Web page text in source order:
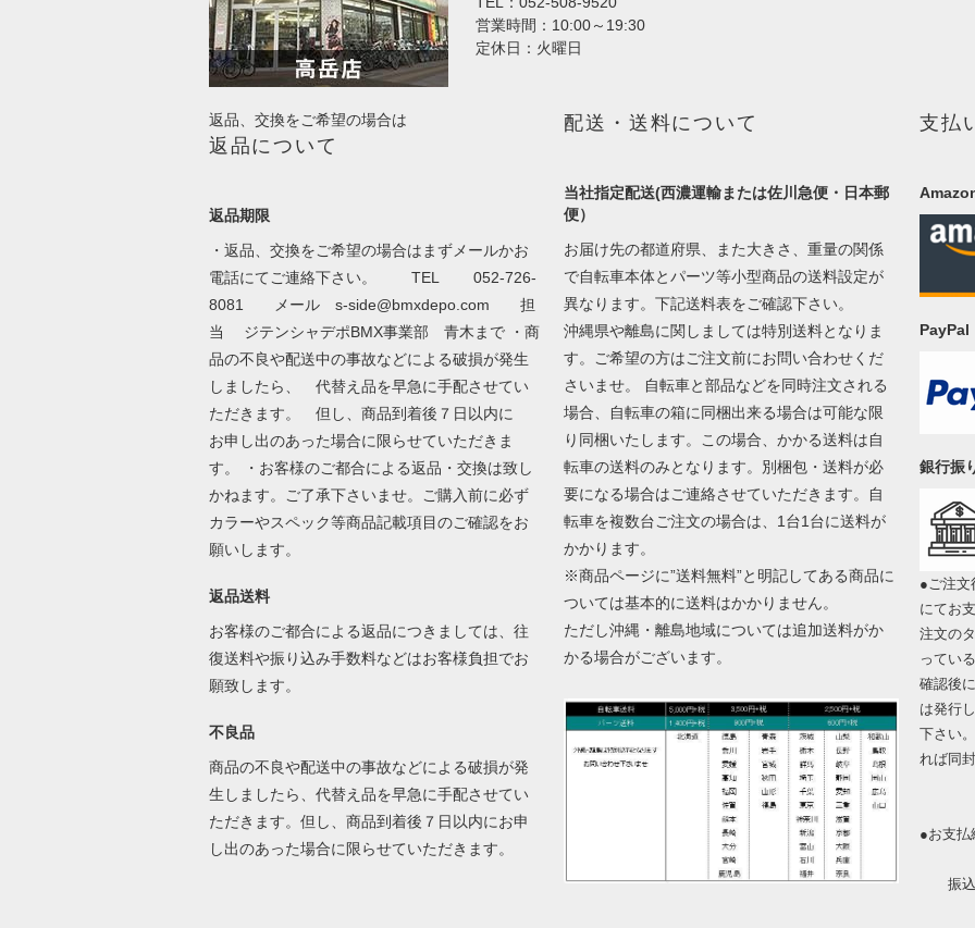
営業時間：10:00～19:30
定休日：火曜日
返品、交換をご希望の場合は
返品について
返品期限
・返品、交換をご希望の場合はまずメールかお
電話にてご連絡下さい。 TEL 052-726-
8081 メール s-side@bmxdepo.com 担
当 ジテンシャデポBMX事業部 青木まで ・商
品の不良や配送中の事故などによる破損が発生
しましたら、 代替え品を早急に手配させてい
ただきます。 但し、商品到着後７日以内に
お申し出のあった場合に限らせていただきま
す。 ・お客様のご都合による返品・交換は致し
かねます。ご了承下さいませ。ご購入前に必ず
カラーやスペック等商品記載項目のご確認をお
願いします。
返品送料
お客様のご都合による返品につきましては、往
復送料や振り込み手数料などはお客様負担でお
願致します。
不良品
商品の不良や配送中の事故などによる破損が発
生しましたら、代替え品を早急に手配させてい
ただきます。但し、商品到着後７日以内にお申
し出のあった場合に限らせていただきます。
配送・送料について
当社指定配送(西濃運輸または佐川急便・日本郵
便）
お届け先の都道府県、また大きさ、重量の関係
で自転車本体とパーツ等小型商品の送料設定が
異なります。下記送料表をご確認下さい。
沖縄県や離島に関しましては特別送料となりま
す。ご希望の方はご注文前にお問い合わせくだ
さいませ。 自転車と部品などを同時注文される
場合、自転車の箱に同梱出来る場合は可能な限
り同梱いたします。この場合、かかる送料は自
転車の送料のみとなります。別梱包・送料が必
要になる場合はご連絡させていただきます。自
転車を複数台ご注文の場合は、1台1台に送料が
かかります。
※商品ページに”送料無料”と明記してある商品に
ついては基本的に送料はかかりません。
ただし沖縄・離島地域については追加送料がか
かる場合がございます。
支払
PayPal
銀行振
●ご注文
にてお
注文の
ってい
確認後
は発行
下さい
れば同
●お支払
振込